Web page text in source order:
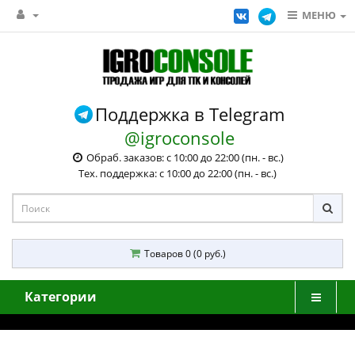
МЕНЮ
Поддержка в Telegram
@igroconsole
Обраб. заказов: с 10:00 до 22:00 (пн. - вс.)
Тех. поддержка: с 10:00 до 22:00 (пн. - вс.)
Товаров 0 (0 руб.)
Категории